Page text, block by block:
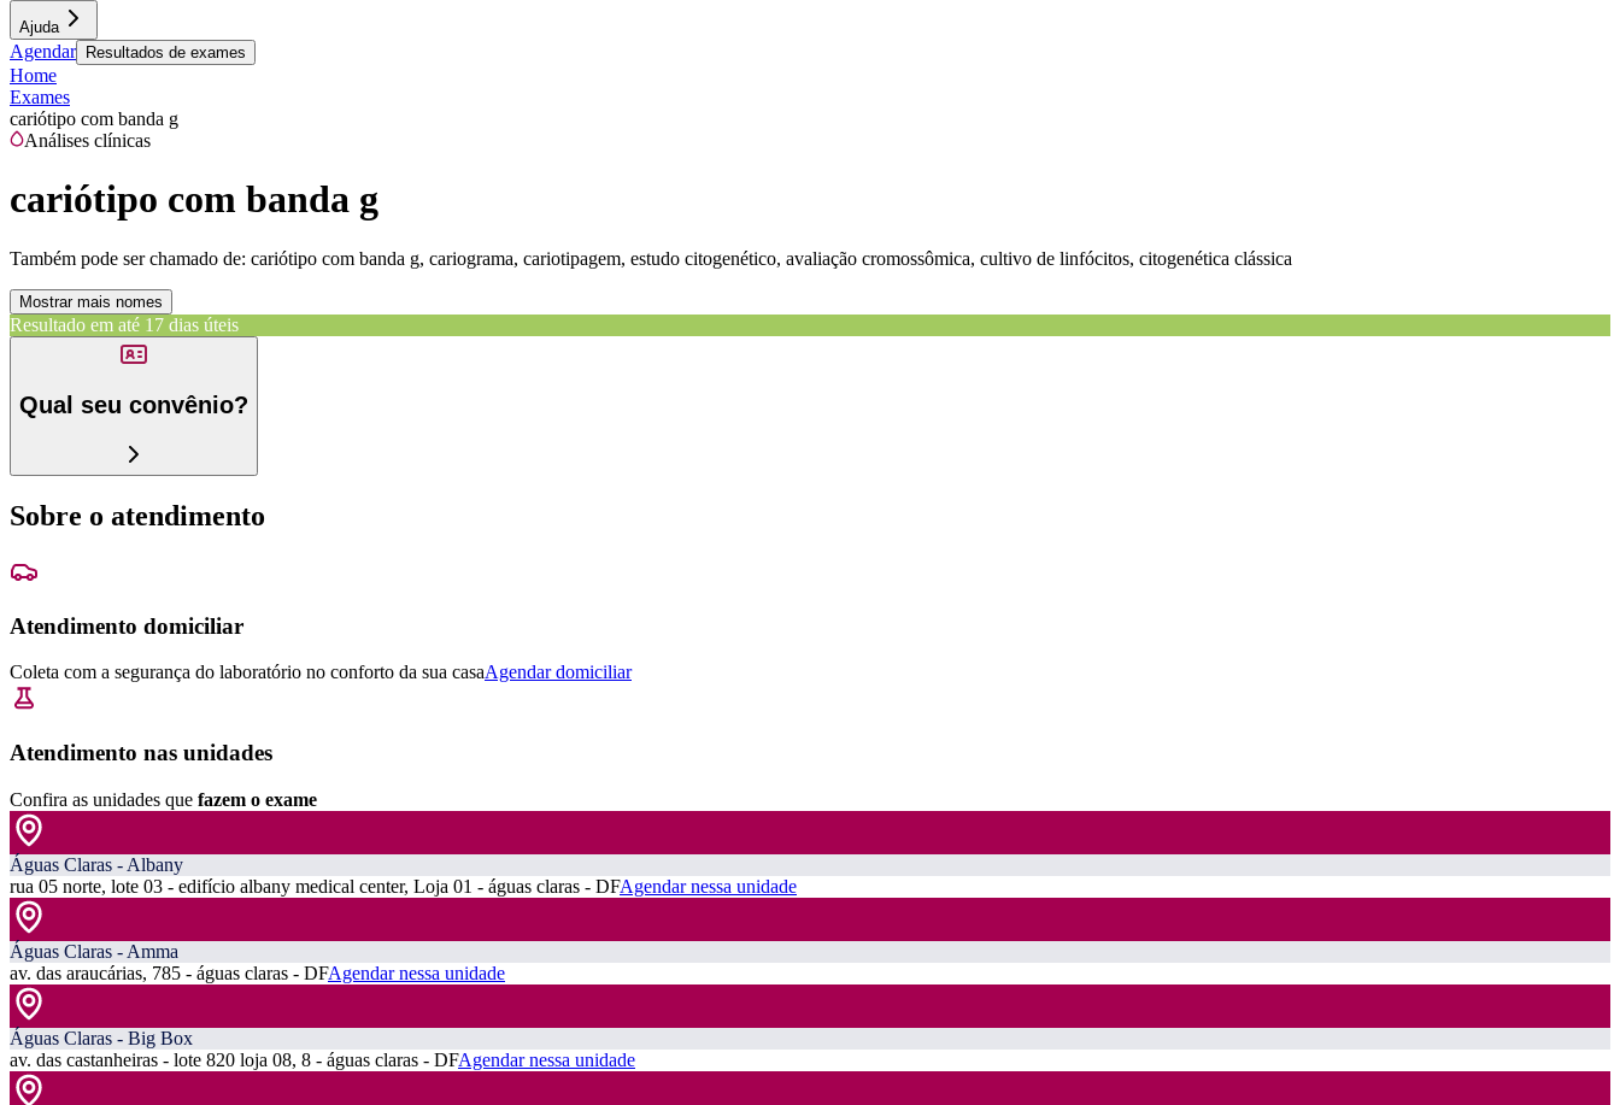
Ajuda
Agendar Resultados de exames
Home
Exames
cariótipo com banda g
Análises clínicas
cariótipo com banda g
Também pode ser chamado de: cariótipo com banda g, cariograma, cariotipagem, estudo citogenético, avaliação cromossômica, cultivo de linfócitos, citogenética clássica
Mostrar mais nomes
Resultado em até 17 dias úteis
Qual seu convênio?
Sobre o atendimento
Atendimento domiciliar
Coleta com a segurança do laboratório no conforto da sua casaAgendar domiciliar
Atendimento nas unidades
Confira as unidades que fazem o exame
Águas Claras - Albany
rua 05 norte, lote 03 - edifício albany medical center, Loja 01 - águas claras - DFAgendar nessa unidade
Águas Claras - Amma
av. das araucárias, 785 - águas claras - DFAgendar nessa unidade
Águas Claras - Big Box
av. das castanheiras - lote 820 loja 08, 8 - águas claras - DFAgendar nessa unidade